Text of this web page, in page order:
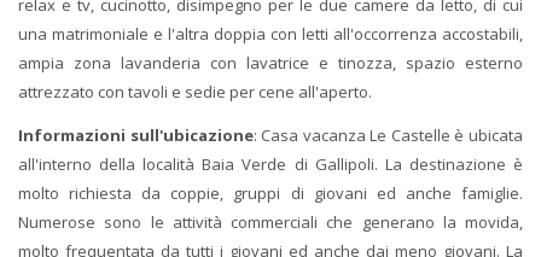
una matrimoniale e l'altra doppia con letti all'occorrenza accostabili,
ampia zona lavanderia con lavatrice e tinozza, spazio esterno
attrezzato con tavoli e sedie per cene all'aperto.
Informazioni sull'ubicazione: Casa vacanza Le Castelle è ubicata
all'interno della località Baia Verde di Gallipoli. La destinazione è
molto richiesta da coppie, gruppi di giovani ed anche famiglie.
Numerose sono le attività commerciali che generano la movida,
molto frequentata da tutti i giovani ed anche dai meno giovani. La